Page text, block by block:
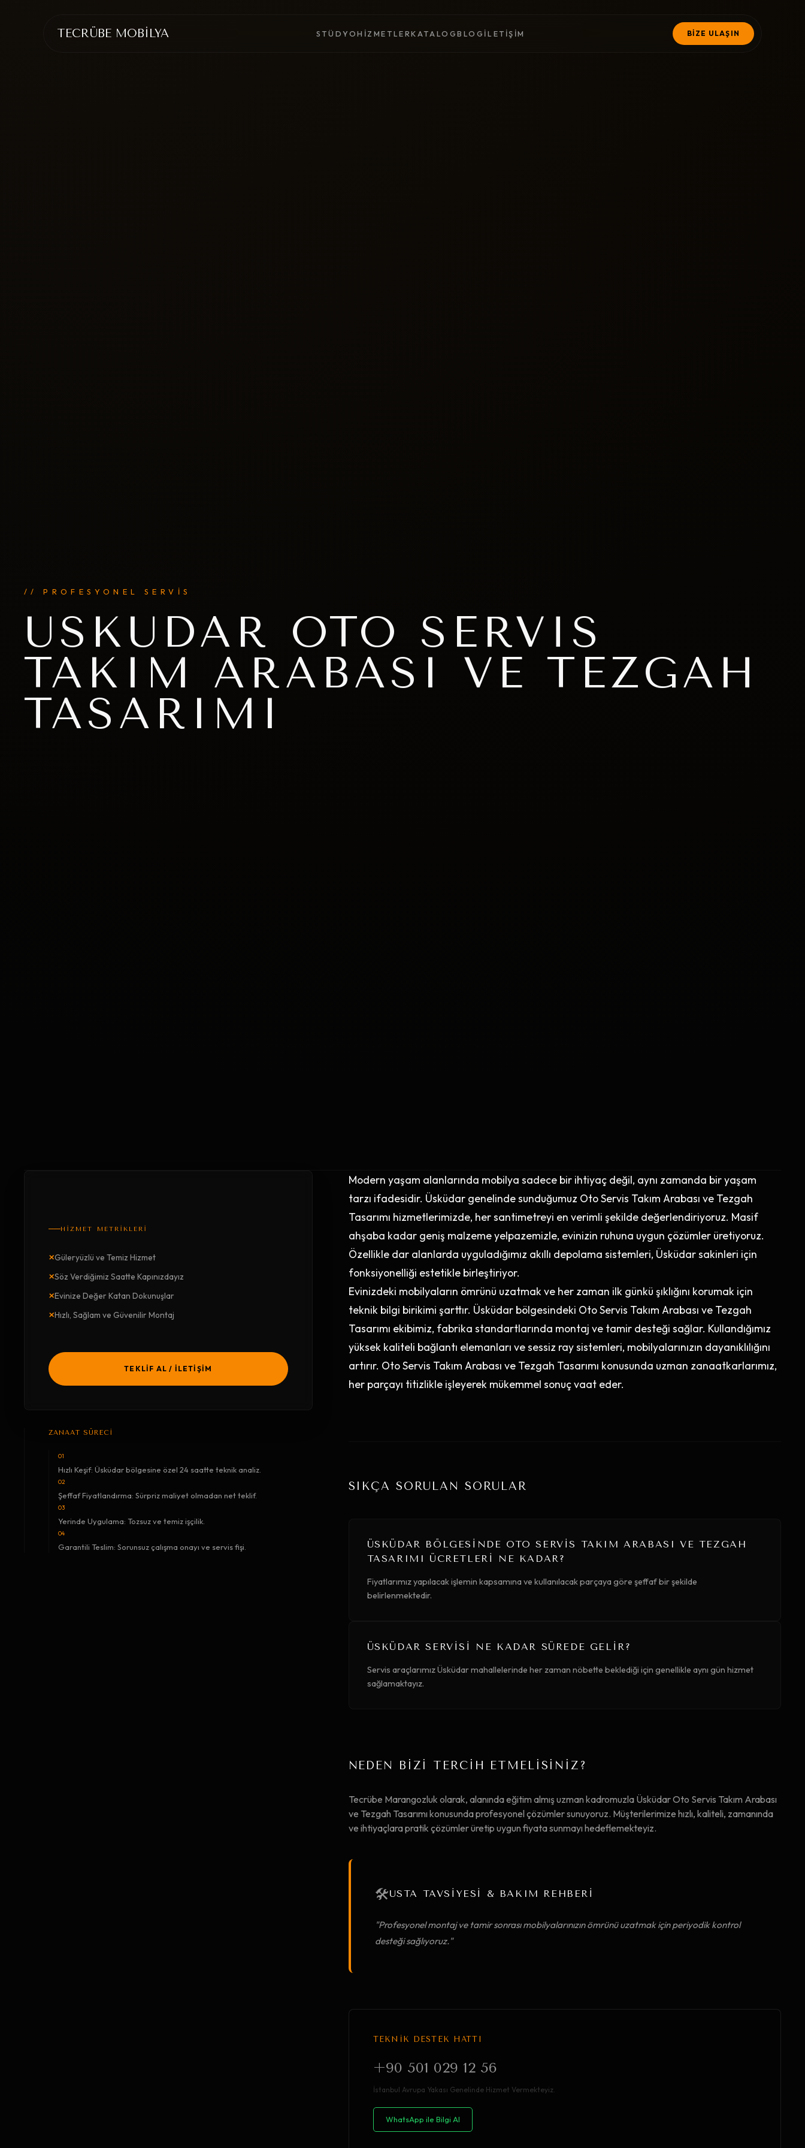
TECRÜBE MOBİLYA STÜDYOHIZMETLERKATALOGBLOG İLETIŞIM BİZE ULAŞIN
// PROFESYONEL SERVİS
ÜSKÜDAR OTO SERVIS
TAKIM ARABASI VE TEZGAH
TASARIMI
HİZMET METRİKLERİ
×Güleryüzlü ve Temiz Hizmet
×Söz Verdiğimiz Saatte Kapınızdayız
×Evinize Değer Katan Dokunuşlar
×Hızlı, Sağlam ve Güvenilir Montaj
TEKLİF AL / İLETİŞİM
ZANAAT SÜRECİ
01
Hızlı Keşif: Üsküdar bölgesine özel 24 saatte teknik analiz.
02
Şeffaf Fiyatlandırma: Sürpriz maliyet olmadan net teklif.
03
Yerinde Uygulama: Tozsuz ve temiz işçilik.
04
Garantili Teslim: Sorunsuz çalışma onayı ve servis fişi.
Modern yaşam alanlarında mobilya sadece bir ihtiyaç değil, aynı zamanda bir yaşam
tarzı ifadesidir. Üsküdar genelinde sunduğumuz Oto Servis Takım Arabası ve Tezgah
Tasarımı hizmetlerimizde, her santimetreyi en verimli şekilde değerlendiriyoruz. Masif
ahşaba kadar geniş malzeme yelpazemizle, evinizin ruhuna uygun çözümler üretiyoruz.
Özellikle dar alanlarda uyguladığımız akıllı depolama sistemleri, Üsküdar sakinleri için
fonksiyonelliği estetikle birleştiriyor.
Evinizdeki mobilyaların ömrünü uzatmak ve her zaman ilk günkü şıklığını korumak için
teknik bilgi birikimi şarttır. Üsküdar bölgesindeki Oto Servis Takım Arabası ve Tezgah
Tasarımı ekibimiz, fabrika standartlarında montaj ve tamir desteği sağlar. Kullandığımız
yüksek kaliteli bağlantı elemanları ve sessiz ray sistemleri, mobilyalarınızın dayanıklılığını
artırır. Oto Servis Takım Arabası ve Tezgah Tasarımı konusunda uzman zanaatkarlarımız,
her parçayı titizlikle işleyerek mükemmel sonuç vaat eder.
SIKÇA SORULAN SORULAR
ÜSKÜDAR BÖLGESINDE OTO SERVIS TAKIM ARABASI VE TEZGAH
TASARIMI ÜCRETLERI NE KADAR?
Fiyatlarımız yapılacak işlemin kapsamına ve kullanılacak parçaya göre şeffaf bir şekilde
belirlenmektedir.
ÜSKÜDAR SERVISI NE KADAR SÜREDE GELIR?
Servis araçlarımız Üsküdar mahallelerinde her zaman nöbette beklediği için genellikle aynı gün hizmet
sağlamaktayız.
NEDEN BİZİ TERCİH ETMELİSİNİZ?
Tecrübe Marangozluk olarak, alanında eğitim almış uzman kadromuzla Üsküdar Oto Servis Takım Arabası
ve Tezgah Tasarımı konusunda profesyonel çözümler sunuyoruz. Müşterilerimize hızlı, kaliteli, zamanında
ve ihtiyaçlara pratik çözümler üretip uygun fiyata sunmayı hedeflemekteyiz.
🛠️USTA TAVSİYESİ & BAKIM REHBERİ
"Profesyonel montaj ve tamir sonrası mobilyalarınızın ömrünü uzatmak için periyodik kontrol
desteği sağlıyoruz."
TEKNİK DESTEK HATTI
+90 501 029 12 56
İstanbul Avrupa Yakası Genelinde Hizmet Vermekteyiz.
WhatsApp ile Bilgi Al